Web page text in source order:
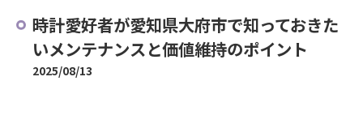
時計愛好者が愛知県大府市で知っておきた
いメンテナンスと価値維持のポイント
2025/08/13